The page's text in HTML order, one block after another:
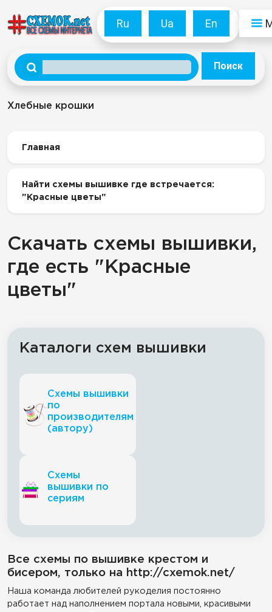
Ru Ua En
Поиск
Хлебные крошки
Главная
Найти схемы вышивке где встречается:
"Красные цветы"
Скачать схемы вышивки,
где есть "Красные
цветы"
Каталоги схем вышивки
Схемы вышивки
по
производителям
(автору)
Схемы
вышивки по
сериям
Все схемы по вышивке крестом и
бисером, только на http://cxemok.net/
Наша команда любителей рукоделия постоянно
работает над наполнением портала новыми, красивыми